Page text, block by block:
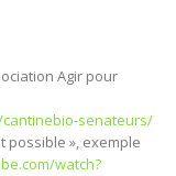
Agir pour
senateurs/
possible », exemple
watch?